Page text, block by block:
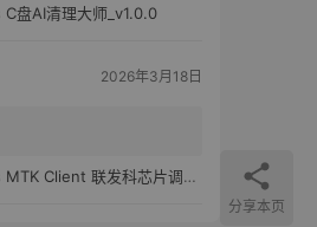
盘AI清理大师_v1.0.0
2026年3月18日
联发科芯片调试工具_v2.01 汉化版
分享本页